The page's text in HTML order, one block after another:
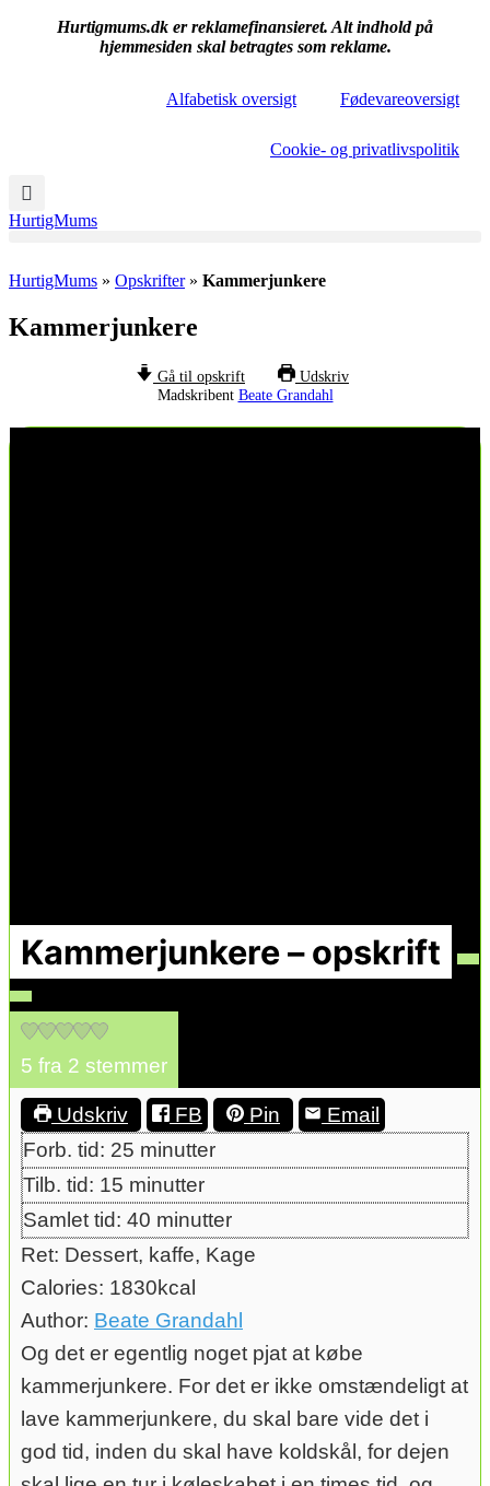
Hurtigmums.dk er reklamefinansieret. Alt indhold på
hjemmesiden skal betragtes som reklame.
Alfabetisk oversigt Fødevareoversigt
Cookie- og privatlivspolitik
HurtigMums
HurtigMums » Opskrifter» Kammerjunkere
Kammerjunkere
Gå til opskrift
Udskriv
Madskribent Beate Grandahl
Kammerjunkere – opskrift
5 fra 2 stemmer
Udskriv FB Pin
Email
Forb. tid: 25 minutter
minutter
Tilb. tid: 15 minutter
minutter
Samlet tid: 40 minutter
minutter
Ret: Dessert, kaffe, Kage
Calories: 1830kcal
Author: Beate Grandahl
Og det er egentlig noget pjat at købe
kammerjunkere. For det er ikke omstændeligt at
lave kammerjunkere, du skal bare vide det i
god tid, inden du skal have koldskål, for dejen